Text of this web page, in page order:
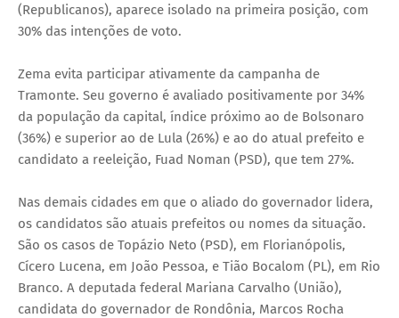
(Republicanos), aparece isolado na primeira posição, com
30% das intenções de voto.
Zema evita participar ativamente da campanha de
Tramonte. Seu governo é avaliado positivamente por 34%
da população da capital, índice próximo ao de Bolsonaro
(36%) e superior ao de Lula (26%) e ao do atual prefeito e
candidato a reeleição, Fuad Noman (PSD), que tem 27%.
Nas demais cidades em que o aliado do governador lidera,
os candidatos são atuais prefeitos ou nomes da situação.
São os casos de Topázio Neto (PSD), em Florianópolis,
Cícero Lucena, em João Pessoa, e Tião Bocalom (PL), em Rio
Branco. A deputada federal Mariana Carvalho (União),
candidata do governador de Rondônia, Marcos Rocha